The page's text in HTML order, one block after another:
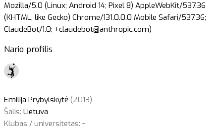
Mozilla/5.0 (Linux; Android 14; Pixel 8) AppleWebKit/537.36
(KHTML, like Gecko) Chrome/131.0.0.0 Mobile Safari/537.36;
ClaudeBot/1.0; +claudebot@anthropic.com)
Nario profilis
Emilija Prybylskytė (2013)
Šalis: Lietuva
Klubas / universitetas: -